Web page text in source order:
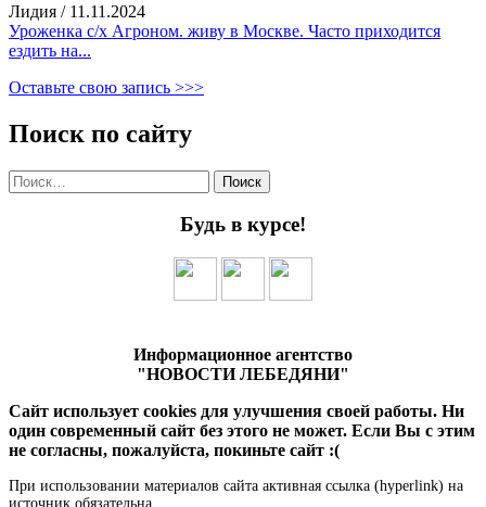
Лидия / 11.11.2024
Уроженка с/х Агроном. живу в Москве. Часто приходится
ездить на...
Оставьте свою запись >>>
Поиск по сайту
Найти:
Будь в курсе!
Информационное агентство
"НОВОСТИ ЛЕБЕДЯНИ"
Сайт использует cookies для улучшения своей работы. Ни
один современный сайт без этого не может. Если Вы с этим
не согласны, пожалуйста, покиньте сайт :(
При использовании материалов сайта активная ссылка (hyperlink) на
источник обязательна.